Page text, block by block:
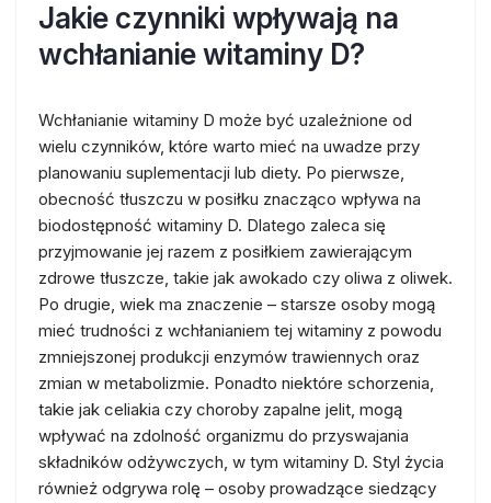
Jakie czynniki wpływają na
wchłanianie witaminy D?
Wchłanianie witaminy D może być uzależnione od
wielu czynników, które warto mieć na uwadze przy
planowaniu suplementacji lub diety. Po pierwsze,
obecność tłuszczu w posiłku znacząco wpływa na
biodostępność witaminy D. Dlatego zaleca się
przyjmowanie jej razem z posiłkiem zawierającym
zdrowe tłuszcze, takie jak awokado czy oliwa z oliwek.
Po drugie, wiek ma znaczenie – starsze osoby mogą
mieć trudności z wchłanianiem tej witaminy z powodu
zmniejszonej produkcji enzymów trawiennych oraz
zmian w metabolizmie. Ponadto niektóre schorzenia,
takie jak celiakia czy choroby zapalne jelit, mogą
wpływać na zdolność organizmu do przyswajania
składników odżywczych, w tym witaminy D. Styl życia
również odgrywa rolę – osoby prowadzące siedzący